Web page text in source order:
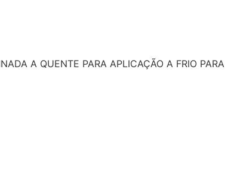
A QUENTE PARA APLICAÇÃO A FRIO